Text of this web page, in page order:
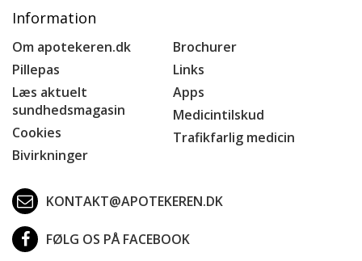
Information
Om apotekeren.dk
Pillepas
Læs aktuelt
sundhedsmagasin
Cookies
Bivirkninger
Brochurer
Links
Apps
Medicintilskud
Trafikfarlig medicin
KONTAKT@APOTEKEREN.DK
FØLG OS PÅ FACEBOOK